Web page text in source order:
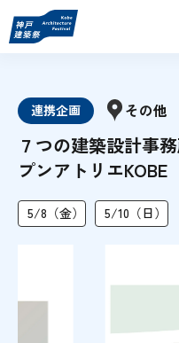
連携企画 その他
７つの建築設計事
プンアトリエKOBE
5/8（金） 5/10（日）